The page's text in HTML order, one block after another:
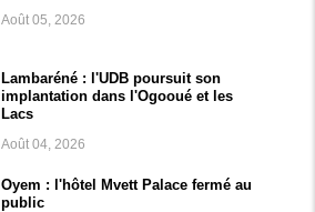
Août 05, 2026
Lambaréné : l'UDB poursuit son
implantation dans l'Ogooué et les
Lacs
Août 04, 2026
Oyem : l'hôtel Mvett Palace fermé au
public